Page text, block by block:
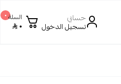
حسابي
تسجيل الدخول
٠السلة
٠